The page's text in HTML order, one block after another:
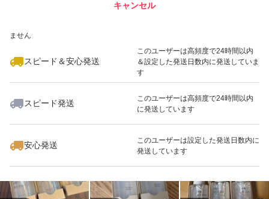
ません
スピード＆安心発送
このユーザーは高頻度で24時間以内
＆設定した発送日数内に発送していま
す
スピード発送
このユーザーは高頻度で24時間以内
に発送しています
安心発送
このユーザーは設定した発送日数内に
発送しています
キャンセル
いいね！
2,999